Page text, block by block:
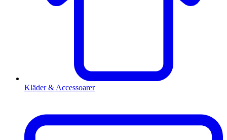
Kläder & Accessoarer